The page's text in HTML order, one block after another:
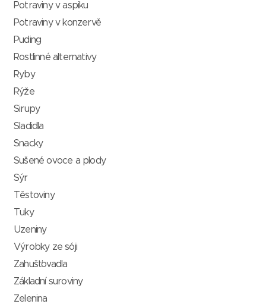
Potraviny v aspiku
Potraviny v konzervě
Puding
Rostlinné alternativy
Ryby
Rýže
Sirupy
Sladidla
Snacky
Sušené ovoce a plody
Sýr
Těstoviny
Tuky
Uzeniny
Výrobky ze sóji
Zahušťovadla
Základní suroviny
Zelenina